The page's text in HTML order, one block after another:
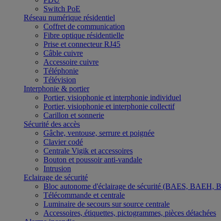
Switch PoE
Réseau numérique résidentiel
Coffret de communication
Fibre optique résidentielle
Prise et connecteur RJ45
Câble cuivre
Accessoire cuivre
Téléphonie
Télévision
Interphonie & portier
Portier, visiophonie et interphonie individuel
Portier, visiophonie et interphonie collectif
Carillon et sonnerie
Sécurité des accès
Gâche, ventouse, serrure et poignée
Clavier codé
Centrale Vigik et accessoires
Bouton et poussoir anti-vandale
Intrusion
Eclairage de sécurité
Bloc autonome d'éclairage de sécurité (BAES,
Télécommande et centrale
Luminaire de secours sur source centrale
Accessoires, étiquettes, pictogrammes, pièces détachées